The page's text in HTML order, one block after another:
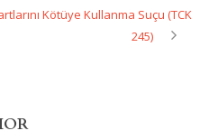
Kötüye Kullanma Suçu (TCK
245)